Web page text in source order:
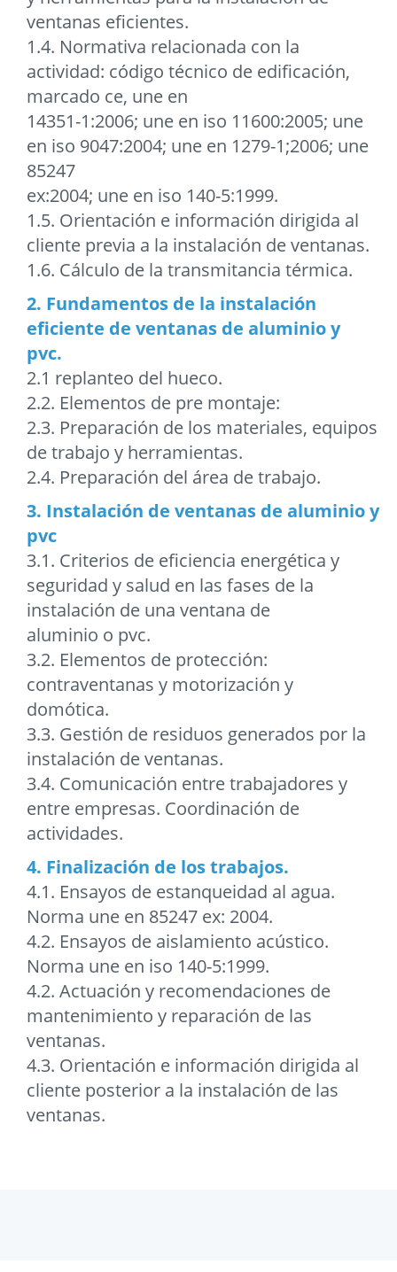
ventanas eficientes.
1.4. Normativa relacionada con la
actividad: código técnico de edificación,
marcado ce, une en
14351-1:2006; une en iso 11600:2005; une
en iso 9047:2004; une en 1279-1;2006; une
85247
ex:2004; une en iso 140-5:1999.
1.5. Orientación e información dirigida al
cliente previa a la instalación de ventanas.
1.6. Cálculo de la transmitancia térmica.
2. Fundamentos de la instalación
eficiente de ventanas de aluminio y
pvc.
2.1 replanteo del hueco.
2.2. Elementos de pre montaje:
2.3. Preparación de los materiales, equipos
de trabajo y herramientas.
2.4. Preparación del área de trabajo.
3. Instalación de ventanas de aluminio y
pvc
3.1. Criterios de eficiencia energética y
seguridad y salud en las fases de la
instalación de una ventana de
aluminio o pvc.
3.2. Elementos de protección:
contraventanas y motorización y
domótica.
3.3. Gestión de residuos generados por la
instalación de ventanas.
3.4. Comunicación entre trabajadores y
entre empresas. Coordinación de
actividades.
4. Finalización de los trabajos.
4.1. Ensayos de estanqueidad al agua.
Norma une en 85247 ex: 2004.
4.2. Ensayos de aislamiento acústico.
Norma une en iso 140-5:1999.
4.2. Actuación y recomendaciones de
mantenimiento y reparación de las
ventanas.
4.3. Orientación e información dirigida al
cliente posterior a la instalación de las
ventanas.